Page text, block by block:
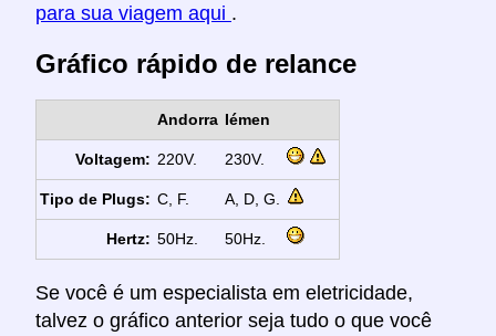
para sua viagem aqui .
Gráfico rápido de relance
Andorra Iémen
Voltagem: 220V. 230V.
Tipo de Plugs: C, F. A, D, G.
Hertz: 50Hz. 50Hz.
Se você é um especialista em eletricidade,
talvez o gráfico anterior seja tudo o que você